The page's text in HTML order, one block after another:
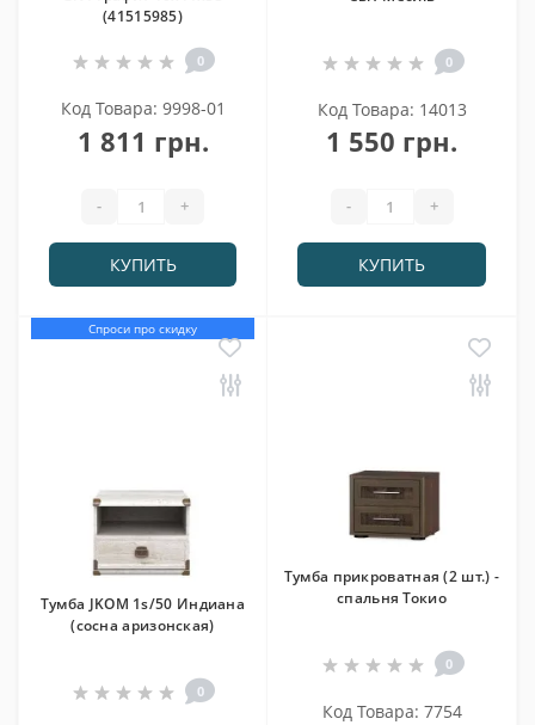
(41515985)
0
Код Товара: 9998-01
1 811 грн.
- +
КУПИТЬ
0
Код Товара: 14013
1 550 грн.
- +
КУПИТЬ
Спроси про скидку
Тумба JKOM 1s/50 Индиана
(сосна аризонская)
0
Тумба прикроватная (2 шт.) -
спальня Токио
0
Код Товара: 7754